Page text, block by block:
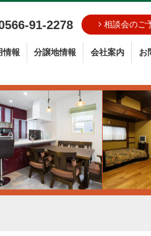
91-2278 相談会のご
情報 分譲地情報 会社案内 お